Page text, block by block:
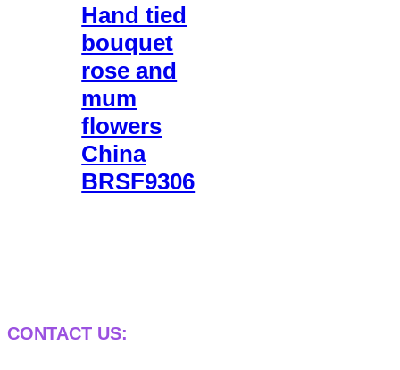
Hand tied
bouquet
rose and
mum
flowers
China
BRSF9306
CONTACT US: